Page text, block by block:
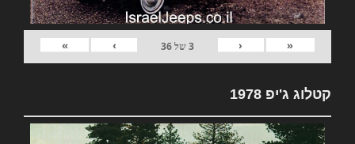
«
‹
3של36
›
»
קטלוג ג'יפ 1978